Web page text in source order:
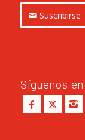
Suscribirse
Síguenos